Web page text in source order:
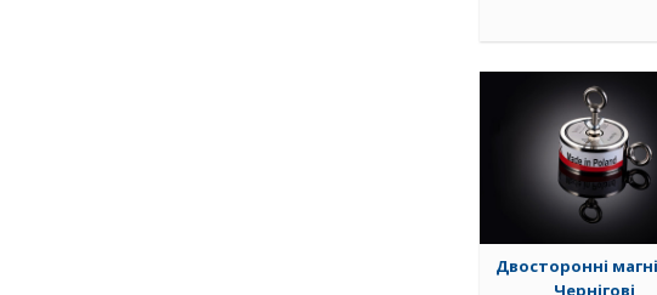
Двосторонні
Чернігові